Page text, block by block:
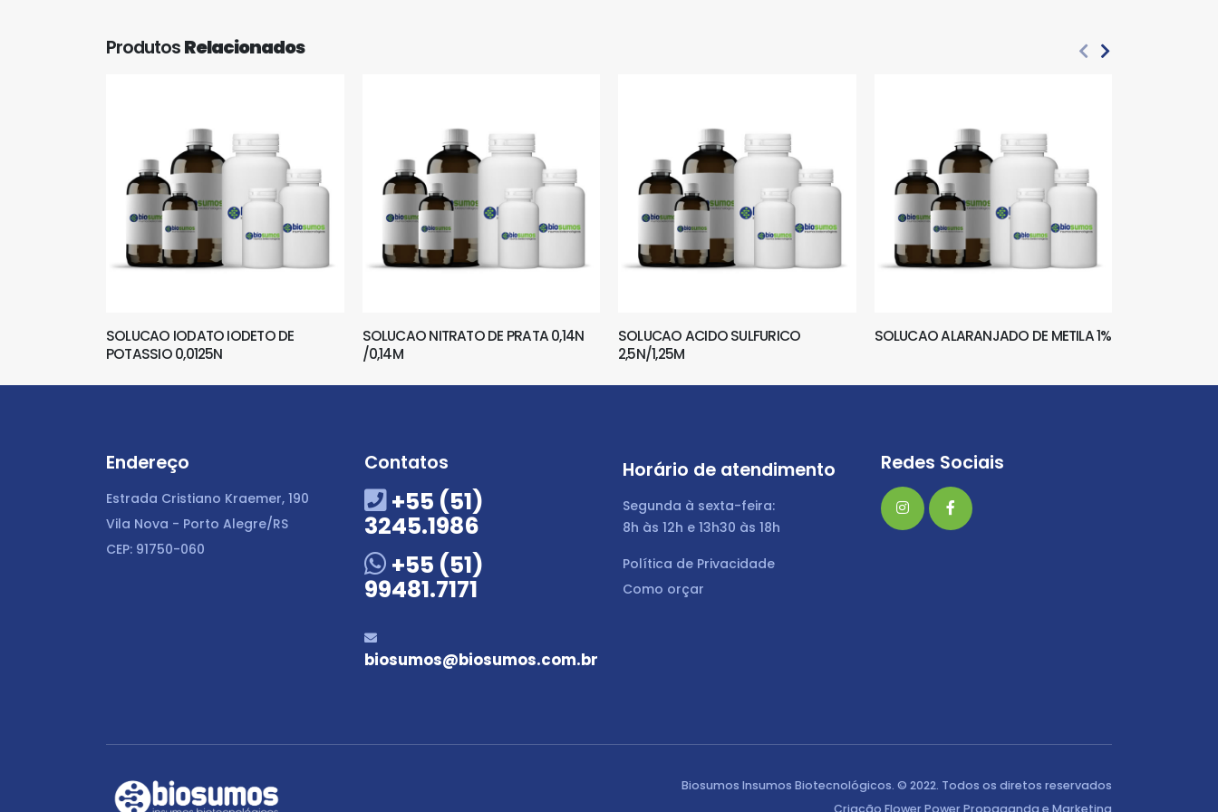
ProdutosRelacionados
SOLUCAO IODATO IODETO DE
POTASSIO 0,0125N
SOLUCAO NITRATO DE PRATA 0,14N
/0,14M
SOLUCAO ACIDO SULFURICO
2,5N/1,25M
SOLUCAO ALARANJADO DE METILA 1%
Endereço
Estrada Cristiano Kraemer, 190
Vila Nova - Porto Alegre/RS
CEP: 91750-060
Contatos
+55 (51)
3245.1986
+55 (51)
99481.7171
biosumos@biosumos.com.br
Horário de atendimento
Segunda à sexta-feira:
8h às 12h e 13h30 às 18h
Política de Privacidade
Como orçar
Redes Sociais
Biosumos Insumos Biotecnológicos. © 2022. Todos os diretos reservados